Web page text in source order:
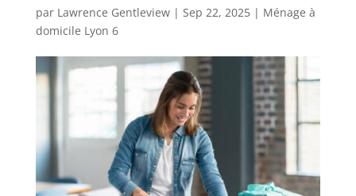
par Lawrence Gentleview| Sep 22, 2025| Ménage à
domicile Lyon 6